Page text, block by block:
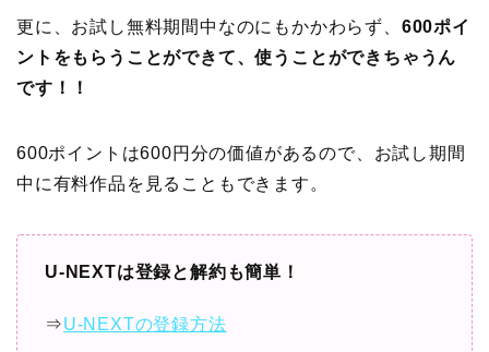
更に、お試し無料期間中なのにもかかわらず、 600ポイ
ントをもらうことができて、使うことができちゃうん
です！！
600ポイントは600円分の価値があるので、お試し期間
中に有料作品を見ることもできます。
U-NEXTは登録と解約も簡単！
⇒U-NEXTの登録方法